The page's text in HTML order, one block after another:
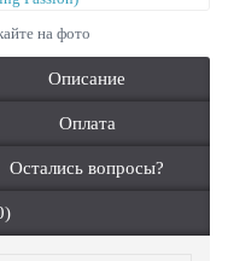
на фото
Описание
Оплата
Остались вопросы?